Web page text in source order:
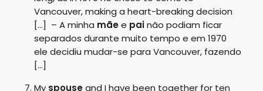
Vancouver, making a heart-breaking decision
[…] – A minha mãee painão podiam ficar
separados durante muito tempo e em 1970
ele decidiu mudar-se para Vancouver, fazendo
[…]
My spouseand I have been together for ten